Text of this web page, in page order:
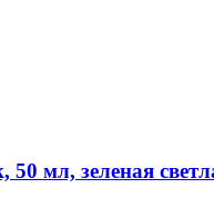
мл, зеленая